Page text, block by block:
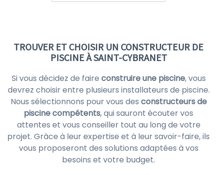
TROUVER ET CHOISIR UN CONSTRUCTEUR DE
PISCINE À SAINT-CYBRANET
Si vous décidez de faire construire une piscine, vous
devrez choisir entre plusieurs installateurs de piscine.
Nous sélectionnons pour vous des constructeurs de
piscine compétents, qui sauront écouter vos
attentes et vous conseiller tout au long de votre
projet. Grâce à leur expertise et à leur savoir-faire, ils
vous proposeront des solutions adaptées à vos
besoins et votre budget.